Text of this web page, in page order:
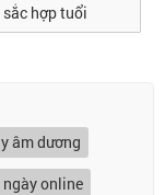
sắc hợp tuổi
âm dương
online